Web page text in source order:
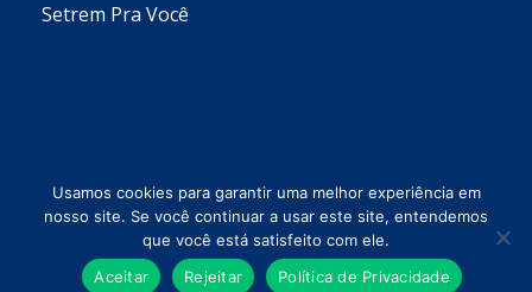
Setrem Pra Você
Todos os direitos reservados © 2026 Setrem
Usamos cookies para garantir uma melhor experiência em
nosso site. Se você continuar a usar este site, entendemos
que você está satisfeito com ele.
Aceitar
Rejeitar Política de Privacidade